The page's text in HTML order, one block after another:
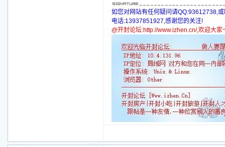
如您对网站有任何疑问请QQ:93612738,
电话:13937851927,感谢您的关注!
@开封论坛:http://www.izhen.cn/,欢迎大家